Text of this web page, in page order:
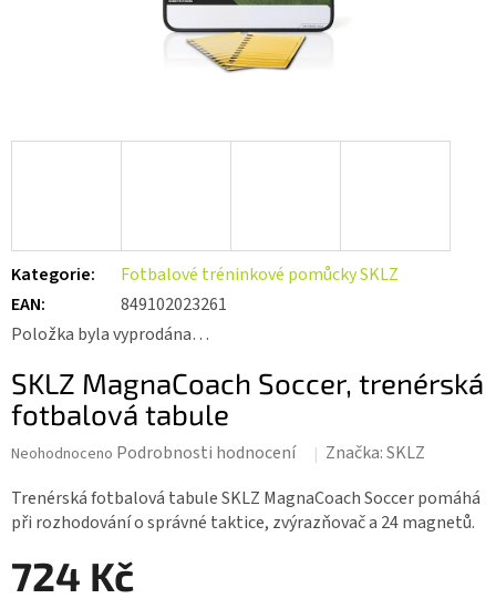
Kategorie:
Fotbalové tréninkové pomůcky SKLZ
EAN:
849102023261
Položka byla vyprodána…
SKLZ MagnaCoach Soccer, trenérská
fotbalová tabule
Průměrné
produktu
0,0
hvězdiček.
Neohodnoceno Podrobnosti hodnocení Značka:SKLZ
Trenérská fotbalová tabule SKLZ MagnaCoach Soccer pomáhá
při rozhodování o správné taktice, zvýrazňovač a 24 magnetů.
724 Kč